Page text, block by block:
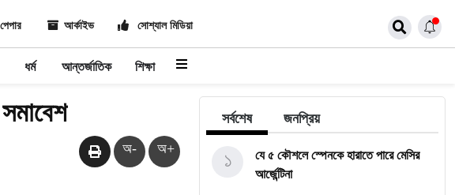
আর্কাইভ সোশ্যাল মিডিয়া
ধর্ম আন্তর্জাতিক শিক্ষা
অ- অ+
সর্বশেষ জনপ্রিয়
যে ৫ কৌশলে স্পেনকে হারাতে পারে মেসির
আর্জেন্টিনা
১